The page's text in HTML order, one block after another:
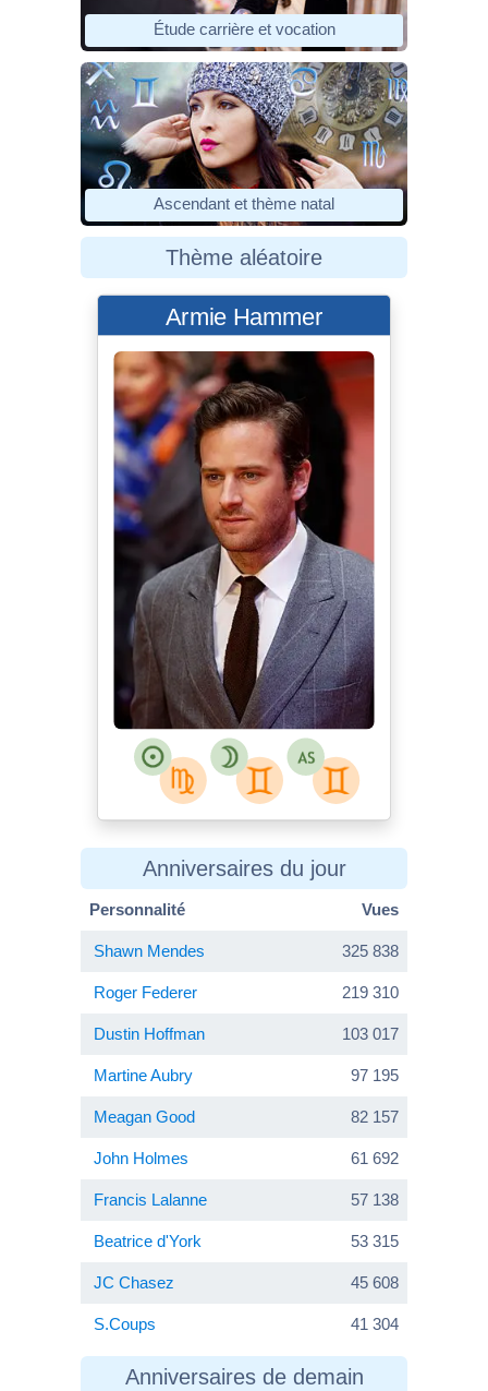
Étude carrière et vocation
Ascendant et thème natal
Thème aléatoire
Armie Hammer
Anniversaires du jour
Personnalité Vues
Shawn Mendes 325 838
Roger Federer 219 310
Dustin Hoffman 103 017
Martine Aubry 97 195
Meagan Good 82 157
John Holmes 61 692
Francis Lalanne 57 138
Beatrice d'York 53 315
JC Chasez 45 608
S.Coups 41 304
Anniversaires de demain